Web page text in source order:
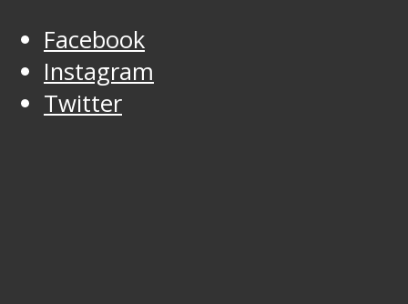
Facebook
Instagram
Twitter